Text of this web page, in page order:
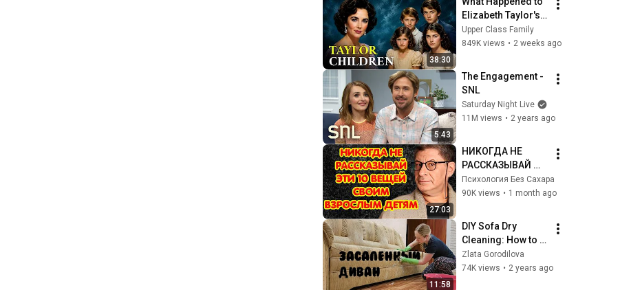
Черниговская
38:30
Elizabeth Taylor's 4
Children? Their
Lives Today
Upper Class Family
849K views • 2 weeks ago
5:43
The Engagement -
SNL
Saturday Night Live
11M views • 2 years ago
27:03
НИКОГДА НЕ
РАССКАЗЫВАЙ
ВЗРОСЛЫМ
ДЕТЯМ ЭТИ 10
Лабковский
Психология Без Сахара
90K views • 1 month ago
11:58
DIY Sofa Dry
Cleaning: How to
Clean a Dirty Sofa
Zlata Gorodilova
74K views • 2 years ago